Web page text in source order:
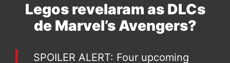
Legos revelaram as DLCs
de Marvel’s Avengers?
SPOILER ALERT: Four upcoming